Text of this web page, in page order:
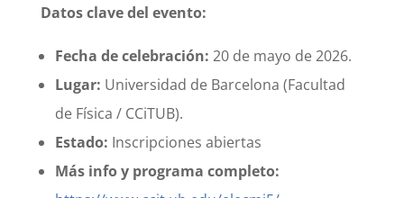
Datos clave del evento:
Fecha de celebración: 20 de mayo de 2026.
Lugar: Universidad de Barcelona (Facultad
de Física / CCiTUB).
Estado: Inscripciones abiertas
Más info y programa completo: